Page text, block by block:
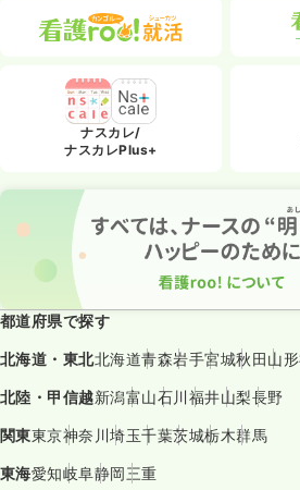
ナスカレ/
ナスカレPlus+
都道府県で探す
北海道・東北北海道青森岩手宮城秋田山形
北陸・甲信越新潟富山石川福井山梨長野
関東東京神奈川埼玉千葉茨城栃木群馬
東海愛知岐阜静岡三重